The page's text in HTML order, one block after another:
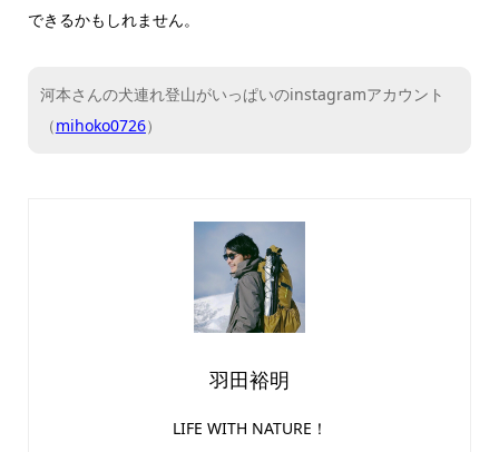
できるかもしれません。
河本さんの犬連れ登山がいっぱいのinstagramアカウント
（mihoko0726）
羽田裕明
LIFE WITH NATURE！